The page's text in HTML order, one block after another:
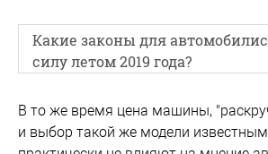
Какие законы для
силу летом 2019 года?
В то же время цена машины,
и выбор такой же модели